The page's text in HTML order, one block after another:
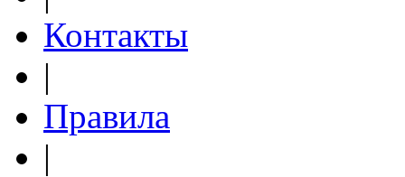
Контакты
|
Правила
|